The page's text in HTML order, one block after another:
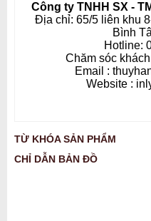
Công ty TNHH SX -
Địa chỉ: 65/5 liên khu
Bình
Hotline:
Chăm sóc
Email :
Website :
TỪ KHÓA SẢN PHẨM
CHỈ DẪN BẢN ĐỒ